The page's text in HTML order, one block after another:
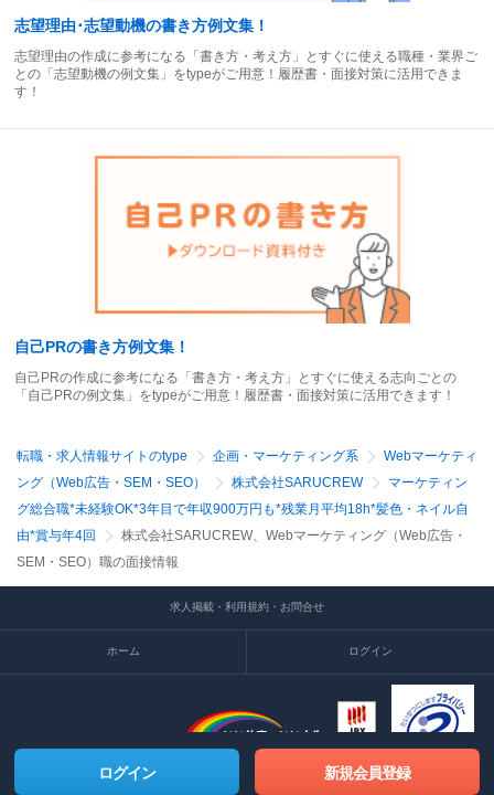
ログイン 新規会員登録
志望理由･志望動機の書き方例文集！
志望理由の作成に参考になる「書き方・考え方」とすぐに使える職種・業界ご
との「志望動機の例文集」をtypeがご用意！履歴書・面接対策に活用できま
す！
自己PRの書き方例文集！
自己PRの作成に参考になる「書き方・考え方」とすぐに使える志向ごとの
「自己PRの例文集」をtypeがご用意！履歴書・面接対策に活用できます！
転職・求人情報サイトのtype 企画・マーケティング系
Webマーケティ
ング（Web広告・SEM・SEO）
株式会社SARUCREW
マーケティン
グ総合職*未経験OK*3年目で年収900万円も*残業月平均18h*髪色・ネイル自
由*賞与年4回
株式会社SARUCREW、Webマーケティング（Web広告・
SEM・SEO）職の面接情報
求人掲載・利用規約・お問合せ
ホーム ログイン